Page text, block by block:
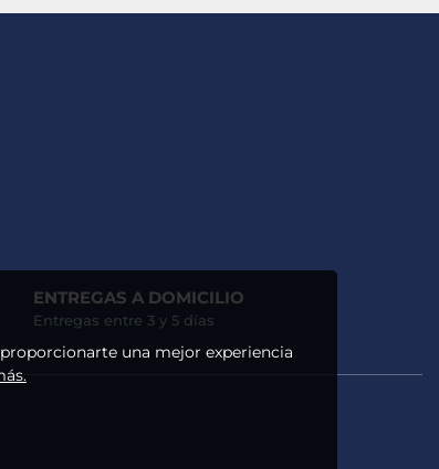
ENTREGAS A DOMICILIO
Entregas entre 3 y 5 días
una mejor experiencia